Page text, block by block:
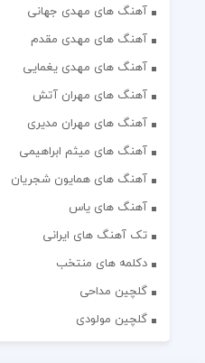
آهنگ های مهدی جهانی
آهنگ های مهدی مقدم
آهنگ های مهدی یغمایی
آهنگ های مهران آتش
آهنگ های مهران مدیری
آهنگ های میثم ابراهیمی
آهنگ های همایون شجریان
آهنگ های یاس
تک آهنگ های ایرانی
دکلمه های منتخب
گلچین مداحی
گلچین مولودی